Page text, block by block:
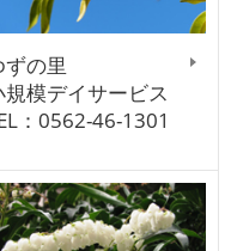
ずの里
規模デイサービス
：0562-46-1301